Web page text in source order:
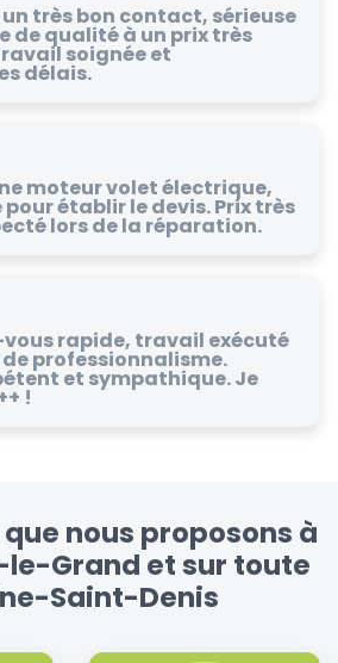
très bon contact, sérieuse
de qualité à un prix très
soignée et
délais.
moteur volet électrique,
établir le devis. Prix très
lors de la réparation.
vous rapide, travail exécuté
professionnalisme.
et sympathique. Je
!
nous proposons à
le-Grand et sur toute
Saint-Denis